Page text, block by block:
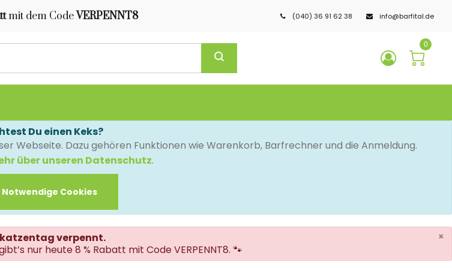
mit dem CodeVERPENNT8 (040) 36 91 62 38 info@barfital.de
0
Du einen Keks?
Webseite. Dazu gehören Funktionen wie Warenkorb, Barfrechner und die Anmeldung.
über unseren Datenschutz.
Notwendige Cookies
×
verpennt.
nur heute 8 % Rabatt mit Code VERPENNT8. 🐾